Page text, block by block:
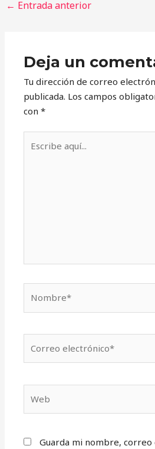
← Entrada anterior
Deja un
Tu dirección de correo
publicada. Los campos
con*
aquí...
electrónico*
Guarda mi nombre,